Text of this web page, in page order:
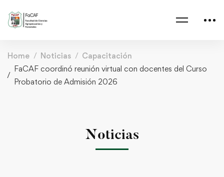
Home Noticias
Capacitación
FaCAF coordinó reunión virtual con docentes del Curso
Probatorio de Admisión 2026
Noticias